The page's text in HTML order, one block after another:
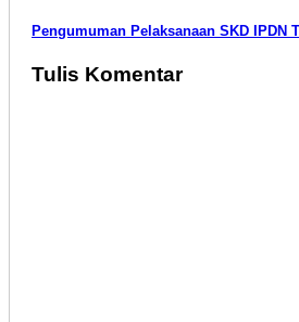
Pengumuman Pelaksanaan SKD IPDN
Tulis Komentar